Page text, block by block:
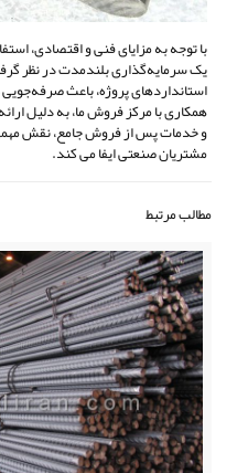
با توجه به مزایای فنی و اقتصادی،
یک سرمایه‌گذاری بلندمدت در نظر
استانداردهای پروژه، باعث
همکاری با مرکز فروش ما، به دلیل
و خدمات پس از فروش جامع، نقش مهمی
مشتریان صنعتی ایفا می ‌کند.
مطالب مرتبط